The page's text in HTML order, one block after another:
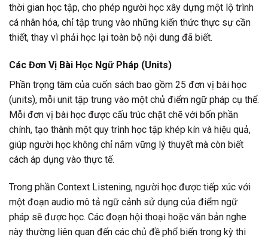
thời gian học tập, cho phép người học xây dựng một lộ trình
cá nhân hóa, chỉ tập trung vào những kiến thức thực sự cần
thiết, thay vì phải học lại toàn bộ nội dung đã biết.
Các Đơn Vị Bài Học Ngữ Pháp (Units)
Phần trọng tâm của cuốn sách bao gồm 25 đơn vị bài học
(units), mỗi unit tập trung vào một chủ điểm ngữ pháp cụ thể.
Mỗi đơn vị bài học được cấu trúc chặt chẽ với bốn phần
chính, tạo thành một quy trình học tập khép kín và hiệu quả,
giúp người học không chỉ nắm vững lý thuyết mà còn biết
cách áp dụng vào thực tế.
Trong phần Context Listening, người học được tiếp xúc với
một đoạn audio mô tả ngữ cảnh sử dụng của điểm ngữ
pháp sẽ được học. Các đoạn hội thoại hoặc văn bản nghe
này thường liên quan đến các chủ đề phổ biến trong kỳ thi